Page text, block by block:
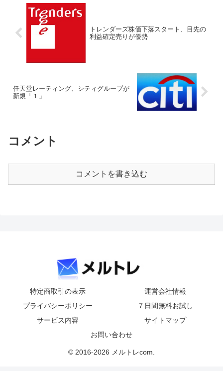
トレンダーズ株価下落スタート、目先の
利益確定売りが優勢
任天堂レーティング、シティグループが
新規「１」
コメント
コメントを書き込む
特定商取引の表示
運営会社情報
プライバシーポリシー
７日間無料お試し
サービス内容
サイトマップ
お問い合わせ
© 2016-2026 メルトレcom.